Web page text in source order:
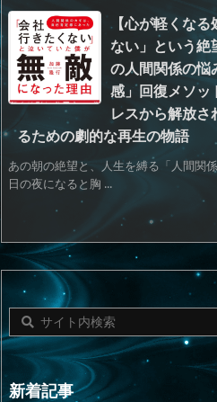
【心が軽くなる
ない」という絶
の人間関係の悩
感」回復メソッ
レスから解放
るための劇的な再生の物語
あの朝の絶望と、人生を縛る「人間関
日の夜になると胸 ...
新着記事